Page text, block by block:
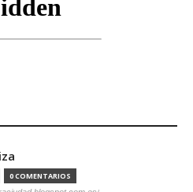
0 COMENTARIOS